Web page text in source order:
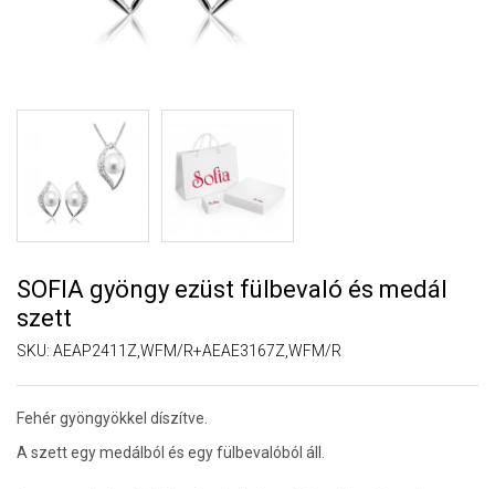
SOFIA gyöngy ezüst fülbevaló és medál
szett
SKU: AEAP2411Z,WFM/R+AEAE3167Z,WFM/R
Fehér gyöngyökkel díszítve.
A szett egy medálból és egy fülbevalóból áll.